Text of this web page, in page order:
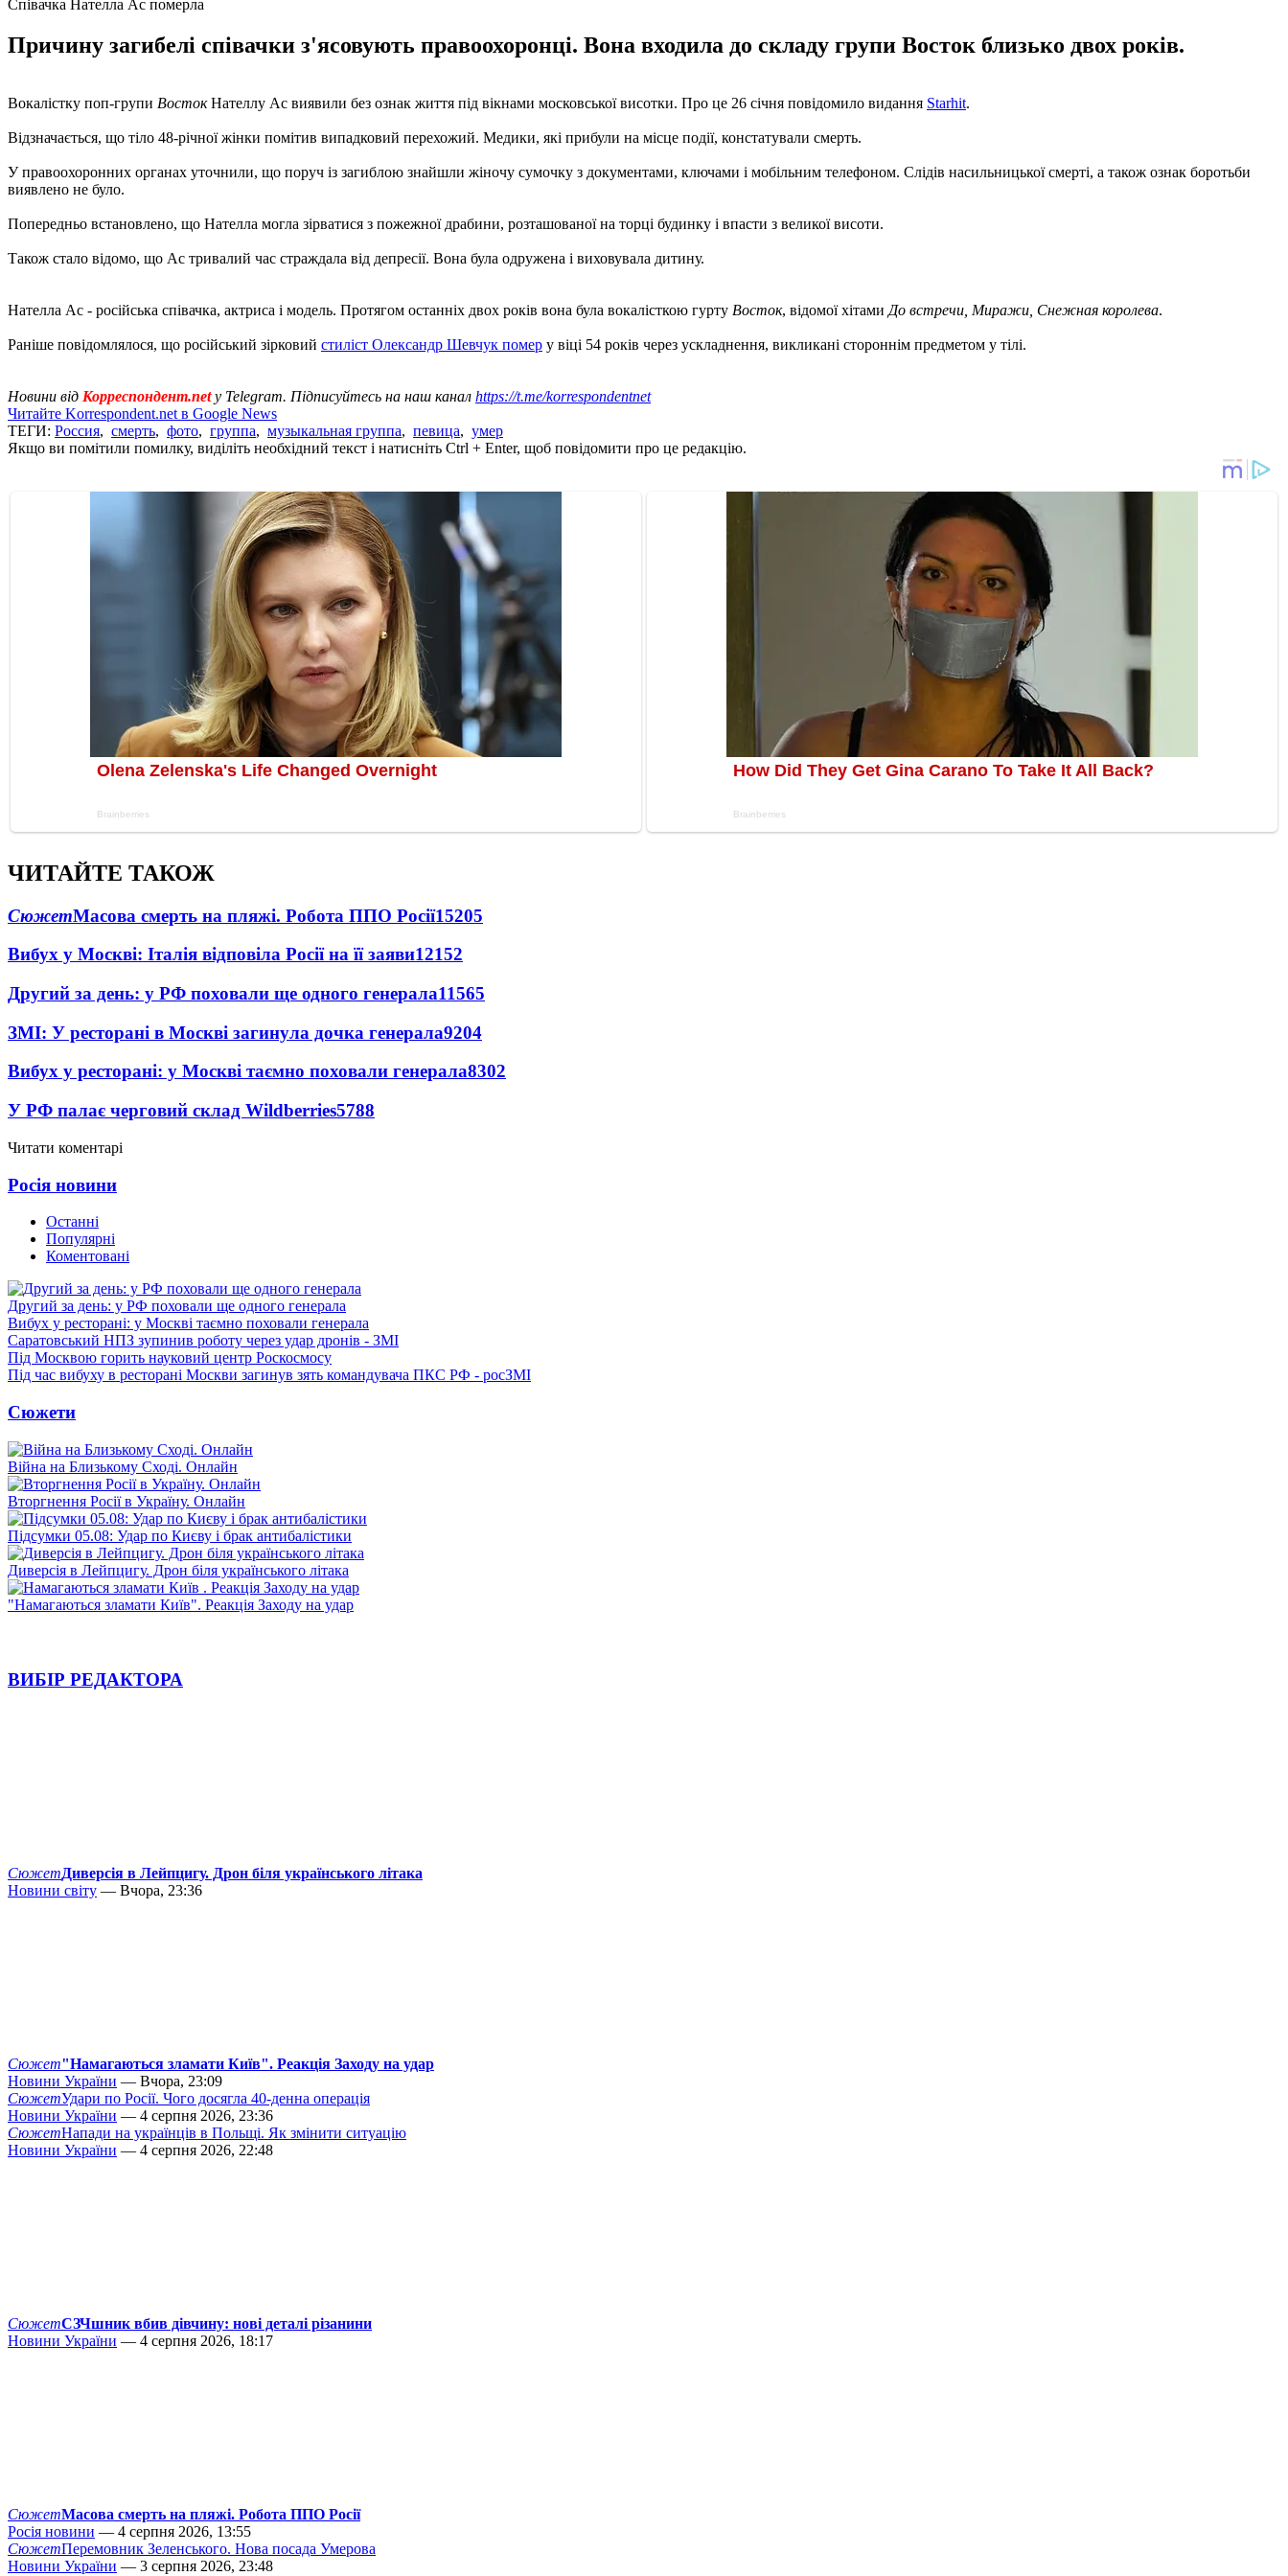
Співачка Нателла Ас померла
Причину загибелі співачки з'ясовують правоохоронці. Вона входила до складу групи Восток близько двох років.
Вокалістку поп-групи ВостокНателлу Ас виявили без ознак життя під вікнами московської висотки. Про це 26 січня повідомило видання Starhit.
Відзначається, що тіло 48-річної жінки помітив випадковий перехожий. Медики, які прибули на місце події, констатували смерть.
У правоохоронних органах уточнили, що поруч із загиблою знайшли жіночу сумочку з документами, ключами і мобільним телефоном. Слідів насильницької смерті, а також ознак боротьби
виявлено не було.
Попередньо встановлено, що Нателла могла зірватися з пожежної драбини, розташованої на торці будинку і впасти з великої висоти.
Також стало відомо, що Ас тривалий час страждала від депресії. Вона була одружена і виховувала дитину.
Нателла Ас - російська співачка, актриса і модель. Протягом останніх двох років вона була вокалісткою гурту Восток, відомої хітами До встречи, Миражи, Снежная королева.
Раніше повідомлялося, що російський зірковий стиліст Олександр Шевчук помер у віці 54 років через ускладнення, викликані стороннім предметом у тілі.
Новини від Корреспондент.netу Telegram. Підписуйтесь на наш канал https://t.me/korrespondentnet
Читайте Korrespondent.net в Google News
ТЕГИ: Россия, смерть, фото, группа, музыкальная группа, певица, умер
Якщо ви помітили помилку, виділіть необхідний текст і натисніть Ctrl + Enter, щоб повідомити про це редакцію.
ЧИТАЙТЕ ТАКОЖ
СюжетМасова смерть на пляжі. Робота ППО Росії15205
Вибух у Москві: Італія відповіла Росії на її заяви12152
Другий за день: у РФ поховали ще одного генерала11565
ЗМІ: У ресторані в Москві загинула дочка генерала9204
Вибух у ресторані: у Москві таємно поховали генерала8302
У РФ палає черговий склад Wildberries5788
Читати коментарі
Росія новини
Останні
Популярні
Коментовані
Другий за день: у РФ поховали ще одного генерала
Вибух у ресторані: у Москві таємно поховали генерала
Саратовський НПЗ зупинив роботу через удар дронів - ЗМІ
Під Москвою горить науковий центр Роскосмосу
Під час вибуху в ресторані Москви загинув зять командувача ПКС РФ - росЗМІ
Сюжети
Війна на Близькому Сході. Онлайн
Вторгнення Росії в Україну. Онлайн
Підсумки 05.08: Удар по Києву і брак антибалістики
Диверсія в Лейпцигу. Дрон біля українського літака
"Намагаються зламати Київ". Реакція Заходу на удар
ВИБІР РЕДАКТОРА
СюжетДиверсія в Лейпцигу. Дрон біля українського літака
Новини світу — Вчора, 23:36
Сюжет"Намагаються зламати Київ". Реакція Заходу на удар
Новини України — Вчора, 23:09
СюжетУдари по Росії. Чого досягла 40-денна операція
Новини України — 4 серпня 2026, 23:36
СюжетНапади на українців в Польщі. Як змінити ситуацію
Новини України — 4 серпня 2026, 22:48
СюжетСЗЧшник вбив дівчину: нові деталі різанини
Новини України — 4 серпня 2026, 18:17
СюжетМасова смерть на пляжі. Робота ППО Росії
Росія новини — 4 серпня 2026, 13:55
СюжетПеремовник Зеленського. Нова посада Умерова
Новини України — 3 серпня 2026, 23:48